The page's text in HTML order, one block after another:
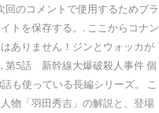
のコメントで使用するためブラ
トを保存する。. ここからコナン
ありません！ジンとウォッカが
第5話 新幹線大爆破殺人事件 個
も使っている長編シリーズ。 こ
物「羽田秀吉」の解説と、登場